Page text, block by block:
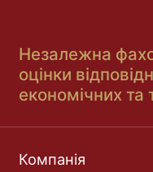
Незалежна
оцінки
економічних та
Компанія